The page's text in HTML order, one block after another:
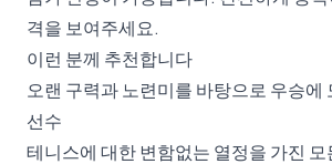
격을 보여주세요.
이런 분께 추천합니다
오랜 구력과 노련미를 바탕으로 우승에
선수
테니스에 대한 변함없는 열정을 가진 모